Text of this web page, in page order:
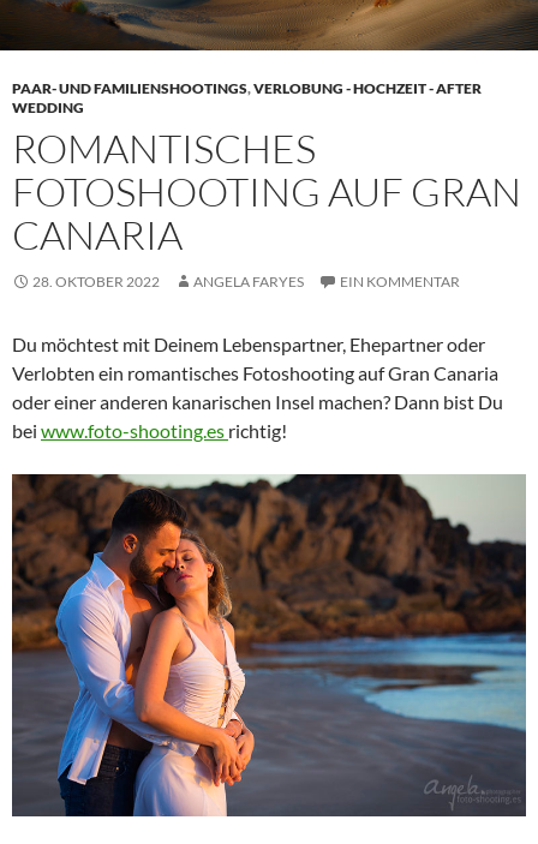
PAAR- UND FAMILIENSHOOTINGS,VERLOBUNG - HOCHZEIT - AFTER
WEDDING
ROMANTISCHES
FOTOSHOOTING AUF GRAN
CANARIA
28. OKTOBER 2022 ANGELA FARYES EIN KOMMENTAR
Du möchtest mit Deinem Lebenspartner, Ehepartner oder
Verlobten ein romantisches Fotoshooting auf Gran Canaria
oder einer anderen kanarischen Insel machen? Dann bist Du
bei www.foto-shooting.es richtig!